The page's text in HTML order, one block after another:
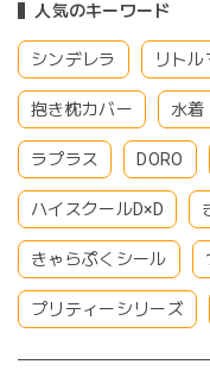
人気のキーワード
シンデレラ リトル
抱き枕カバー 水着
ラプラス DORO
ハイスクールD×D
きゃらぷくシール
プリティーシリーズ